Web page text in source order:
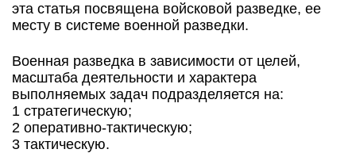
эта статья посвящена войсковой разведке, ее
месту в системе военной разведки.
Военная разведка в зависимости от целей,
масштаба деятельности и характера
выполняемых задач подразделяется на:
1 стратегическую;
2 оперативно-тактическую;
3 тактическую.